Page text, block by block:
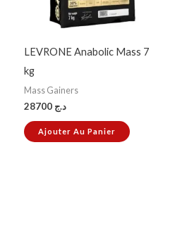
LEVRONE Anabolic Mass 7
kg
Mass Gainers
د.ج
Ajouter Au Panier